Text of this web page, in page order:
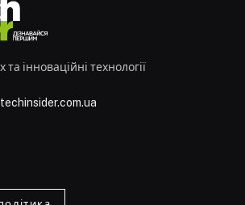
інноваційні технології